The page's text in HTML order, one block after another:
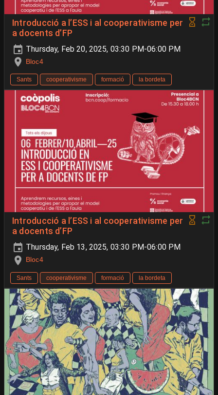
Introducció a l’ESS i al cooperativisme per
a docents d’FP
Thursday, Feb 20, 2025, 03:30 PM-06:00 PM
Bloc4
Sants cooperativisme formació la bordeta
Introducció a l’ESS i al cooperativisme per
a docents d’FP
Thursday, Feb 13, 2025, 03:30 PM-06:00 PM
Bloc4
Sants cooperativisme formació la bordeta